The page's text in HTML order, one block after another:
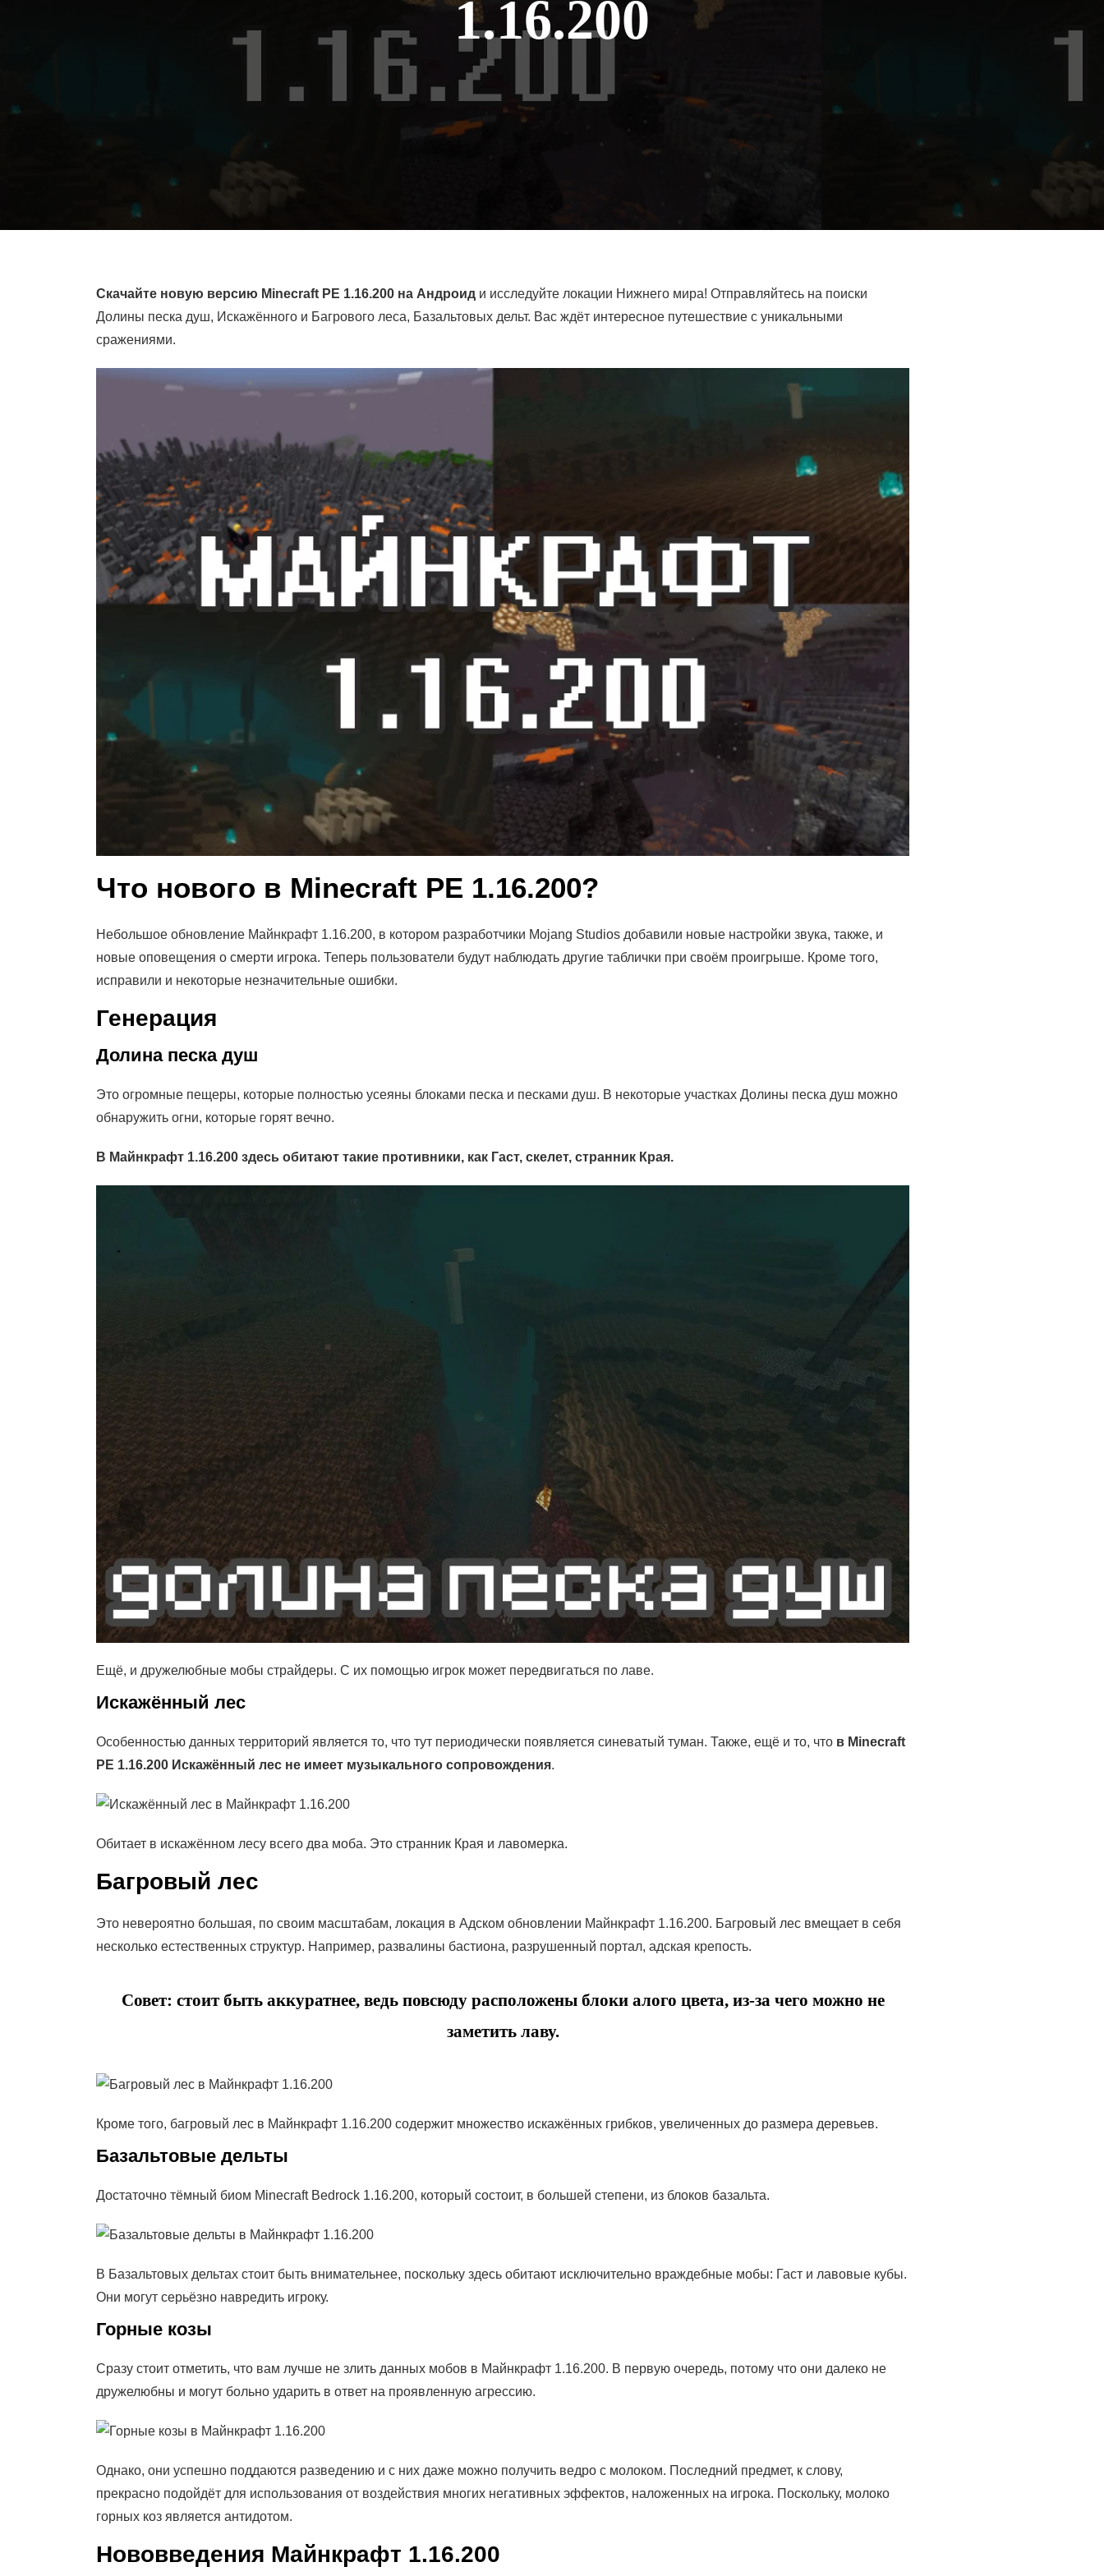
1.16.200
Скачайте новую версию Minecraft PE 1.16.200 на Андроид и исследуйте локации Нижнего мира! Отправляйтесь на поиски
Долины песка душ, Искажённого и Багрового леса, Базальтовых дельт. Вас ждёт интересное путешествие с уникальными
сражениями.
Что нового в Minecraft PE 1.16.200?
Небольшое обновление Майнкрафт 1.16.200, в котором разработчики Mojang Studios добавили новые настройки звука, также, и
новые оповещения о смерти игрока. Теперь пользователи будут наблюдать другие таблички при своём проигрыше. Кроме того,
исправили и некоторые незначительные ошибки.
Генерация
Долина песка душ
Это огромные пещеры, которые полностью усеяны блоками песка и песками душ. В некоторые участках Долины песка душ можно
обнаружить огни, которые горят вечно.
В Майнкрафт 1.16.200 здесь обитают такие противники, как Гаст, скелет, странник Края.
Ещё, и дружелюбные мобы страйдеры. С их помощью игрок может передвигаться по лаве.
Искажённый лес
Особенностью данных территорий является то, что тут периодически появляется синеватый туман. Также, ещё и то, что в Minecraft
PE 1.16.200 Искажённый лес не имеет музыкального сопровождения.
Обитает в искажённом лесу всего два моба. Это странник Края и лавомерка.
Багровый лес
Это невероятно большая, по своим масштабам, локация в Адском обновлении Майнкрафт 1.16.200. Багровый лес вмещает в себя
несколько естественных структур. Например, развалины бастиона, разрушенный портал, адская крепость.
Совет: стоит быть аккуратнее, ведь повсюду расположены блоки алого цвета, из-за чего можно не
заметить лаву.
Кроме того, багровый лес в Майнкрафт 1.16.200 содержит множество искажённых грибков, увеличенных до размера деревьев.
Базальтовые дельты
Достаточно тёмный биом Minecraft Bedrock 1.16.200, который состоит, в большей степени, из блоков базальта.
В Базальтовых дельтах стоит быть внимательнее, поскольку здесь обитают исключительно враждебные мобы: Гаст и лавовые кубы.
Они могут серьёзно навредить игроку.
Горные козы
Сразу стоит отметить, что вам лучше не злить данных мобов в Майнкрафт 1.16.200. В первую очередь, потому что они далеко не
дружелюбны и могут больно ударить в ответ на проявленную агрессию.
Однако, они успешно поддаются разведению и с них даже можно получить ведро с молоком. Последний предмет, к слову,
прекрасно подойдёт для использования от воздействия многих негативных эффектов, наложенных на игрока. Поскольку, молоко
горных коз является антидотом.
Нововведения Майнкрафт 1.16.200